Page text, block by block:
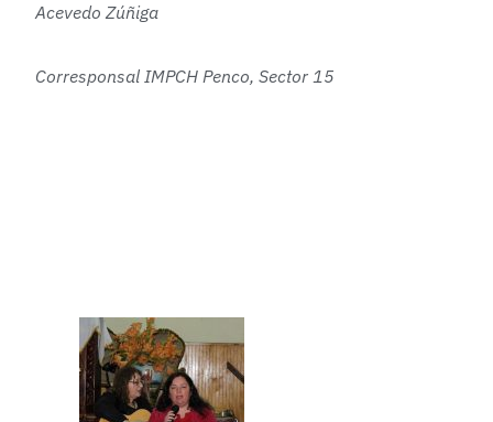
Acevedo Zúñiga
Corresponsal IMPCH Penco, Sector 15